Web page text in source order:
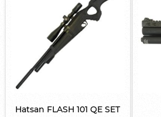
Hatsan FLASH 101 QE SET